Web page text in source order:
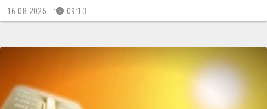
16.08.2025. 09:13